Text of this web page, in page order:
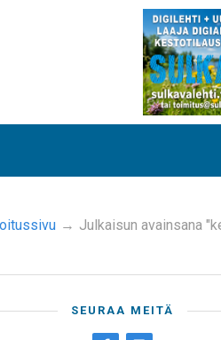
→ Julkaisun avainsana
SEURAA MEITÄ